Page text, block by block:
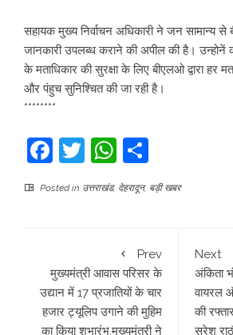
सहायक मुख्य निर्वाचन अधिकारी ने जन सामान्य से
जानकारी उपलब्ध कराने की अपील की है। उन्होनें
के मताधिकार की सुरक्षा के लिए बीएलओ द्वारा हर
और पंहुच सुनिश्चित की जा रही है।
********
Facebook
TwitterWhatsApp
Posted in उत्तराखंड, देहरादून, बड़ी खबर
Prev
मुख्यमंत्री आवास परिसर के
उद्यान में 17 प्रजातियों के चार
हजार ट्यूलिप उगाने की मुहिम
का किया शुभारंभ,मुख्यमंत्री ने
Next
अंकिता
वायरल
की
सुरेश